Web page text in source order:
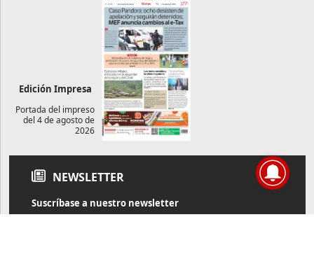
Edición Impresa
Portada del impreso
del 4 de agosto de
2026
NEWSLETTER
Suscríbase a nuestro newsletter
Reciba diariamente información de actualidad directamente en